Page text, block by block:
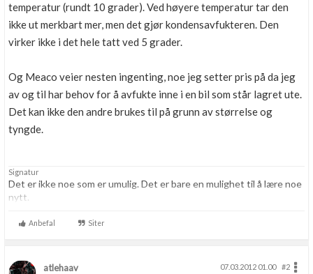
temperatur (rundt 10 grader). Ved høyere temperatur tar den
ikke ut merkbart mer, men det gjør kondensavfukteren. Den
virker ikke i det hele tatt ved 5 grader.
Og Meaco veier nesten ingenting, noe jeg setter pris på da jeg
av og til har behov for å avfukte inne i en bil som står lagret ute.
Det kan ikke den andre brukes til på grunn av størrelse og
tyngde.
Signatur
Det er ikke noe som er umulig. Det er bare en mulighet til å lære noe
nytt.
Anbefal Siter
atlehaav 07.03.2012 01.00
#2